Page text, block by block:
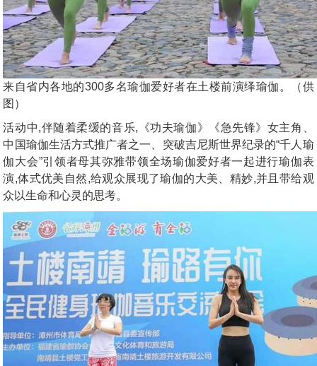
来自省内各地的300多名瑜伽爱好者在土楼前演绎瑜伽。（供
图）
活动中,伴随着柔缓的音乐,《功夫瑜伽》《急先锋》女主角、
中国瑜伽生活方式推广者之一、突破吉尼斯世界纪录的“千人瑜
伽大会”引领者母其弥雅带领全场瑜伽爱好者一起进行瑜伽表
演,体式优美自然,给观众展现了瑜伽的大美、精妙,并且带给观
众以生命和心灵的思考。